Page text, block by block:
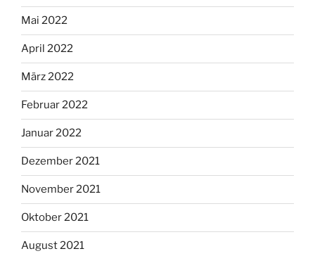
Mai 2022
April 2022
März 2022
Februar 2022
Januar 2022
Dezember 2021
November 2021
Oktober 2021
August 2021